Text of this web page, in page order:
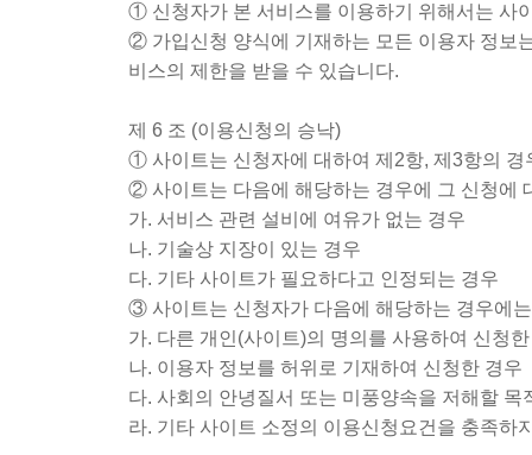
① 신청자가 본 서비스를 이용하기 위해서는 사
② 가입신청 양식에 기재하는 모든 이용자 정보
비스의 제한을 받을 수 있습니다.
제 6 조 (이용신청의 승낙)
① 사이트는 신청자에 대하여 제2항, 제3항의
② 사이트는 다음에 해당하는 경우에 그 신청에
가. 서비스 관련 설비에 여유가 없는 경우
나. 기술상 지장이 있는 경우
다. 기타 사이트가 필요하다고 인정되는 경우
③ 사이트는 신청자가 다음에 해당하는 경우에
가. 다른 개인(사이트)의 명의를 사용하여 신청
나. 이용자 정보를 허위로 기재하여 신청한 경우
다. 사회의 안녕질서 또는 미풍양속을 저해할 목
라. 기타 사이트 소정의 이용신청요건을 충족하